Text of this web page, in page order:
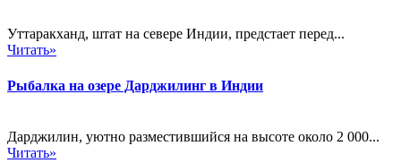
Уттаракханд, штат на севере Индии, предстает перед...
Читать»
Рыбалка на озере Дарджилинг в Индии
Дарджилин, уютно разместившийся на высоте около 2 000...
Читать»